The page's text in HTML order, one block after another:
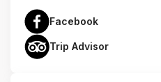
Facebook
Trip Advisor